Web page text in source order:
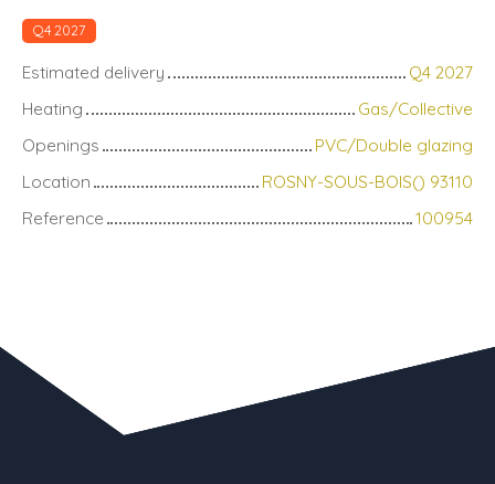
Q4 2027
Estimated delivery
Q4 2027
Heating
Gas/Collective
Openings
PVC/Double glazing
Location
ROSNY-SOUS-BOIS() 93110
Reference
100954